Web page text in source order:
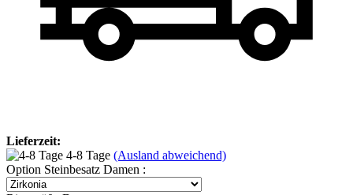
Lieferzeit:
4-8 Tage (Ausland abweichend)
Option Steinbesatz Damen :